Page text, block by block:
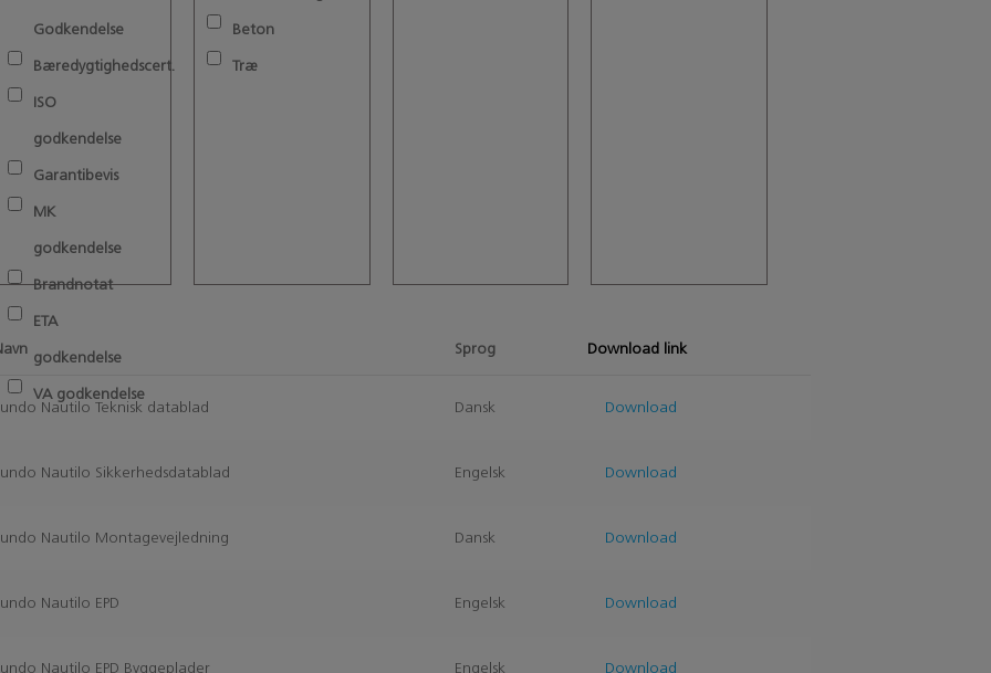
Godkendelse
Bæredygtighedscert.
ISO
godkendelse
Garantibevis
MK
godkendelse
Brandnotat
ETA
godkendelse
VA godkendelse
Beton
Træ
Sprog Download link
Nautilo Teknisk datablad Dansk Download
Nautilo Sikkerhedsdatablad Engelsk Download
Nautilo Montagevejledning Dansk Download
Nautilo EPD Engelsk Download
Nautilo EPD Byggeplader Engelsk Download